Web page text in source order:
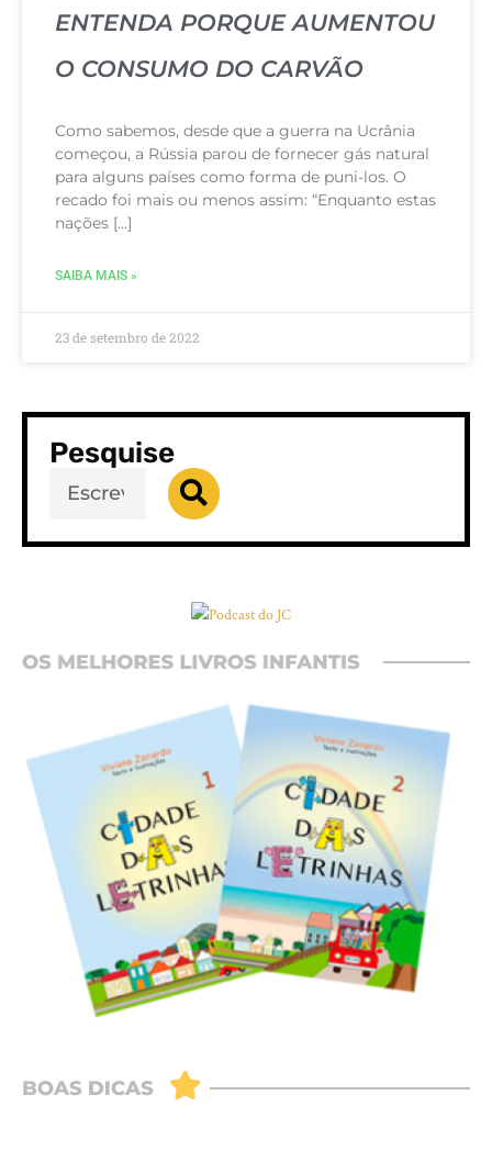
ENTENDA PORQUE AUMENTOU
O CONSUMO DO CARVÃO
Como sabemos, desde que a guerra na Ucrânia
começou, a Rússia parou de fornecer gás natural
para alguns países como forma de puni-los. O
recado foi mais ou menos assim: “Enquanto estas
nações […]
SAIBA MAIS »
23 de setembro de 2022
Pesquise